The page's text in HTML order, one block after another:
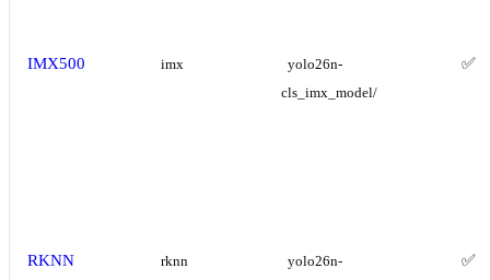
IMX500 imx
yolo26n-
cls_imx_model/
✅
RKNN rknn
yolo26n-
✅